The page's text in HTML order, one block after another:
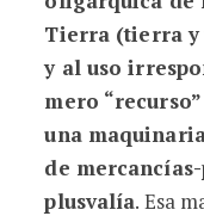
Tierra (tierra y
y al uso
mero
una
de
plusvalía. Esa